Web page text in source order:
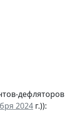
дефляторов
2024 г.)):